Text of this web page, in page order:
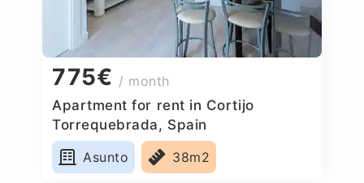
775€ / month
Apartment for rent in Cortijo
Torrequebrada, Spain
Asunto
38m2